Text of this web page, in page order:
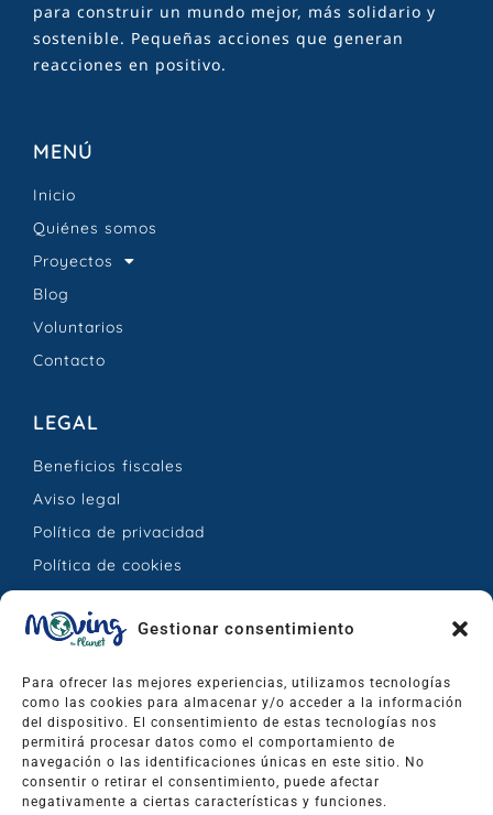
Gestionar consentimiento
Para ofrecer las mejores experiencias, utilizamos tecnologías
como las cookies para almacenar y/o acceder a la información
del dispositivo. El consentimiento de estas tecnologías nos
permitirá procesar datos como el comportamiento de
navegación o las identificaciones únicas en este sitio. No
consentir o retirar el consentimiento, puede afectar
negativamente a ciertas características y funciones.
para construir un mundo mejor, más solidario y
sostenible. Pequeñas acciones que generan
reacciones en positivo.
MENÚ
Inicio
Quiénes somos
Proyectos
Blog
Voluntarios
Contacto
LEGAL
Beneficios fiscales
Aviso legal
Política de privacidad
Política de cookies
CONTACTO
Calle Jesús Hernández Mesa, 25 – La Orotava,
Santa Cruz de Tenerife, España.
info@movingtheplanet.org
+34 673 576 744